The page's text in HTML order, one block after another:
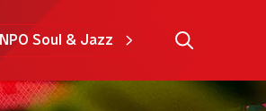
NPO Soul & Jazz